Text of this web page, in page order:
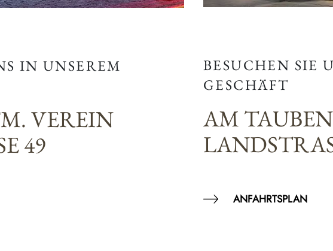
IN UNSEREM
VEREIN
49
BESUCHEN SIE
GESCHÄFT
AM
ANFAHRTSPLAN